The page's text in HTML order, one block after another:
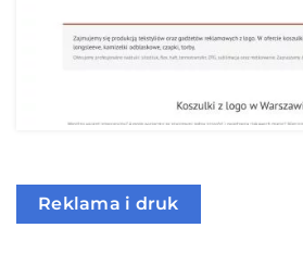
Reklama i druk